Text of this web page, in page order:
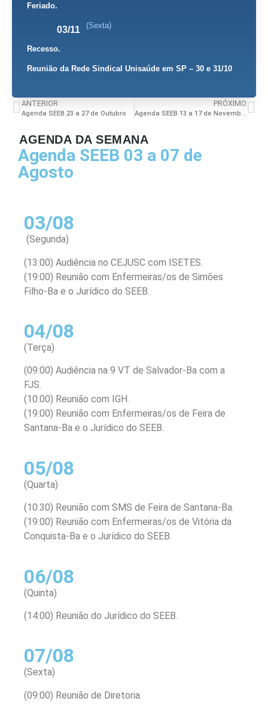
Feriado.
03/11 (Sexta)
Recesso.
Reunião da Rede Sindical Unisaúde em SP – 30 e 31/10
ANTERIOR
Agenda SEEB 23 a 27 de Outubro
PRÓXIMO
Agenda SEEB 13 a 17 de Novembro
AGENDA DA SEMANA
Agenda SEEB 03 a 07 de
Agosto
03/08
(Segunda)
(13:00) Audiência no CEJUSC com ISETES.
(19:00) Reunião com Enfermeiras/os de Simões
Filho-Ba e o Jurídico do SEEB.
04/08
(Terça)
(09:00) Audiência na 9 VT de Salvador-Ba com a
FJS.
(10:00) Reunião com IGH.
(19:00) Reunião com Enfermeiras/os de Feira de
Santana-Ba e o Jurídico do SEEB.
05/08
(Quarta)
(10:30) Reunião com SMS de Feira de Santana-Ba.
(19:00) Reunião com Enfermeiras/os de Vitória da
Conquista-Ba e o Jurídico do SEEB.
06/08
(Quinta)
(14:00) Reunião do Jurídico do SEEB.
07/08
(Sexta)
(09:00) Reunião de Diretoria.